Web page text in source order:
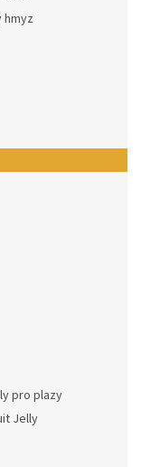
hmyz
pro plazy
Jelly